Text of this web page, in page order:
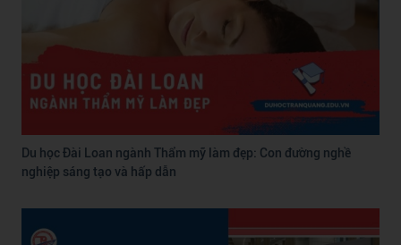
Du học Đài Loan ngành Thẩm mỹ làm đẹp: Con đường nghề
nghiệp sáng tạo và hấp dẫn